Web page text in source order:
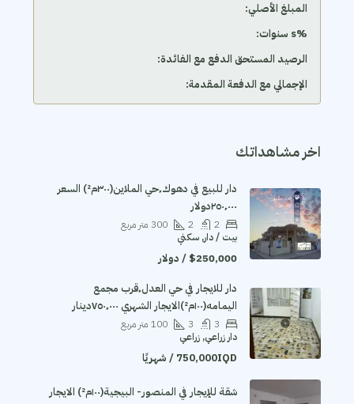
المبلغ الأصلي:
‫%s سنوات:
الرصيد المستحق الدفع مع الفائدة:
الإجمالي مع الدفعة المقدمة:
اخر مشاهداتك
دار للبيع في دهوك٬حي الملاين(٣٠٠م²) السعر
٢٥٠٬٠٠٠دولار
2
2
300 متر مربع
بيت / دار, سكني
$250,000 / دولار
دار للايجار في حي العدل٬قرب مجمع
اليمامه(١٠٠م²)الايجار الشهري ٧٥٠٬٠٠٠دينار
3
3
100 متر مربع
دار زراعي, زراعي
750,000IQD / شهريًا
شقة للإيجار في المنصور- البيجية(١٠٠م²) الايجار